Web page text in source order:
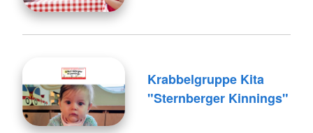
Krabbelgruppe Kita
"Sternberger Kinnings"